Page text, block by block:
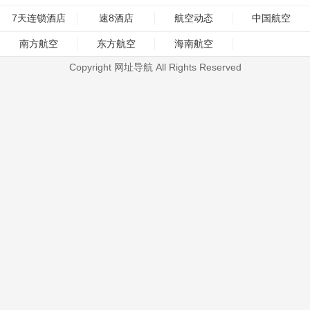
7天连锁酒店 速8酒店 航空动态 中国航空
南方航空 东方航空 海南航空
Copyright 网址导航 All Rights Reserved